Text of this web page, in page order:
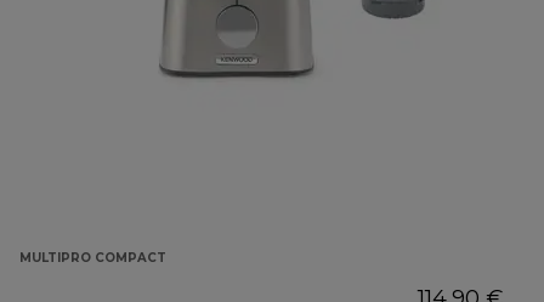
MULTIPRO COMPACT